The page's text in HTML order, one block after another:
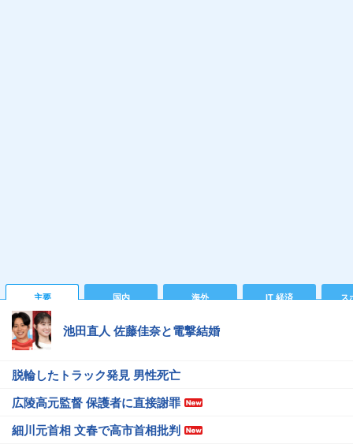
主要 国内 海外 IT 経済 ス
池田直人 佐藤佳奈と電撃結婚
脱輪したトラック発見 男性死亡
広陵高元監督 保護者に直接謝罪
細川元首相 文春で高市首相批判